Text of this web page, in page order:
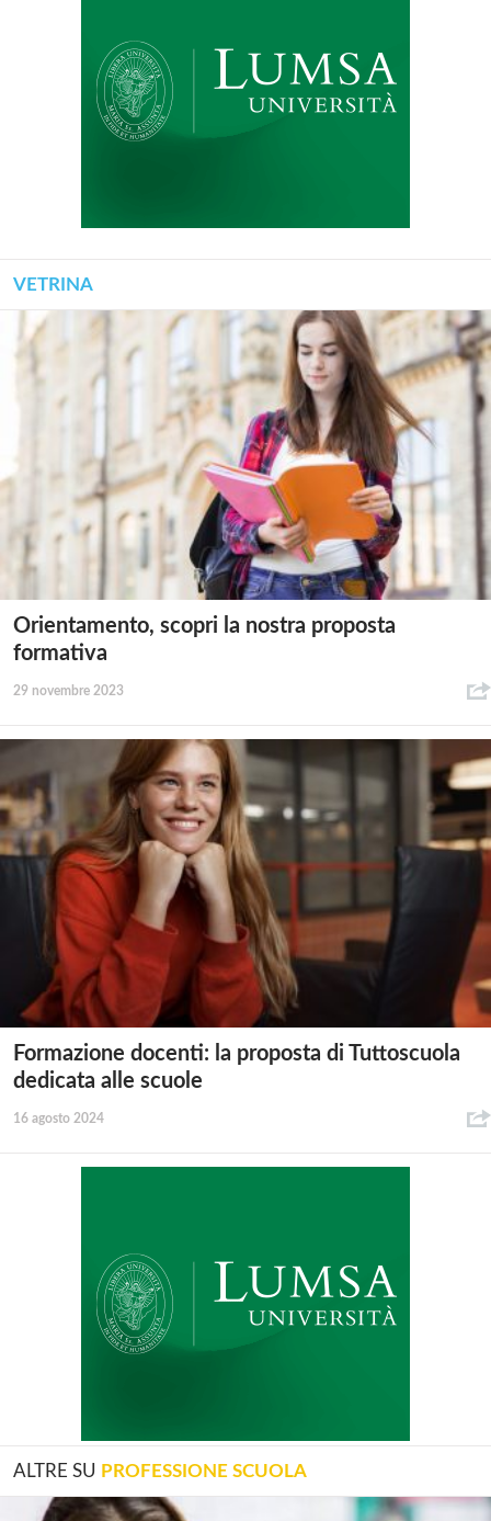
VETRINA
Orientamento, scopri la nostra proposta
formativa
29 novembre 2023
Formazione docenti: la proposta di Tuttoscuola
dedicata alle scuole
16 agosto 2024
ALTRE SU PROFESSIONE SCUOLA